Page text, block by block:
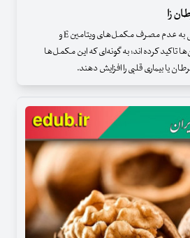
زا
مقامات پزشکی به طور رسمی به عدم مصرف مکمل‌های ویتامین E و
تاکید کرده اند؛ به گونه‌ای که این مکمل‌ها
یا بیماری قلبی را افزایش دهند.